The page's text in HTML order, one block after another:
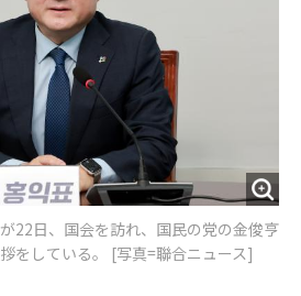
22日、国会を訪れ、国民の党の金俊亨
をしている。 [写真=聯合ニュース]